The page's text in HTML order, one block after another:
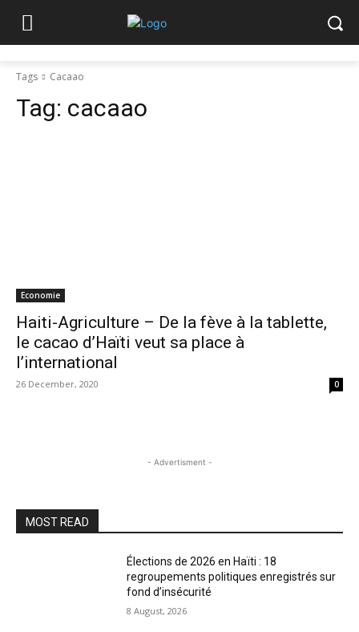
Tags Cacaao
Tag: cacaao
Economie
Haiti-Agriculture – De la fève à la tablette,
le cacao d’Haïti veut sa place à
l’international
26 December, 2020 0
- Advertisment -
MOST READ
Élections de 2026 en Haïti : 18
regroupements politiques enregistrés sur
fond d’insécurité
8 August, 2026